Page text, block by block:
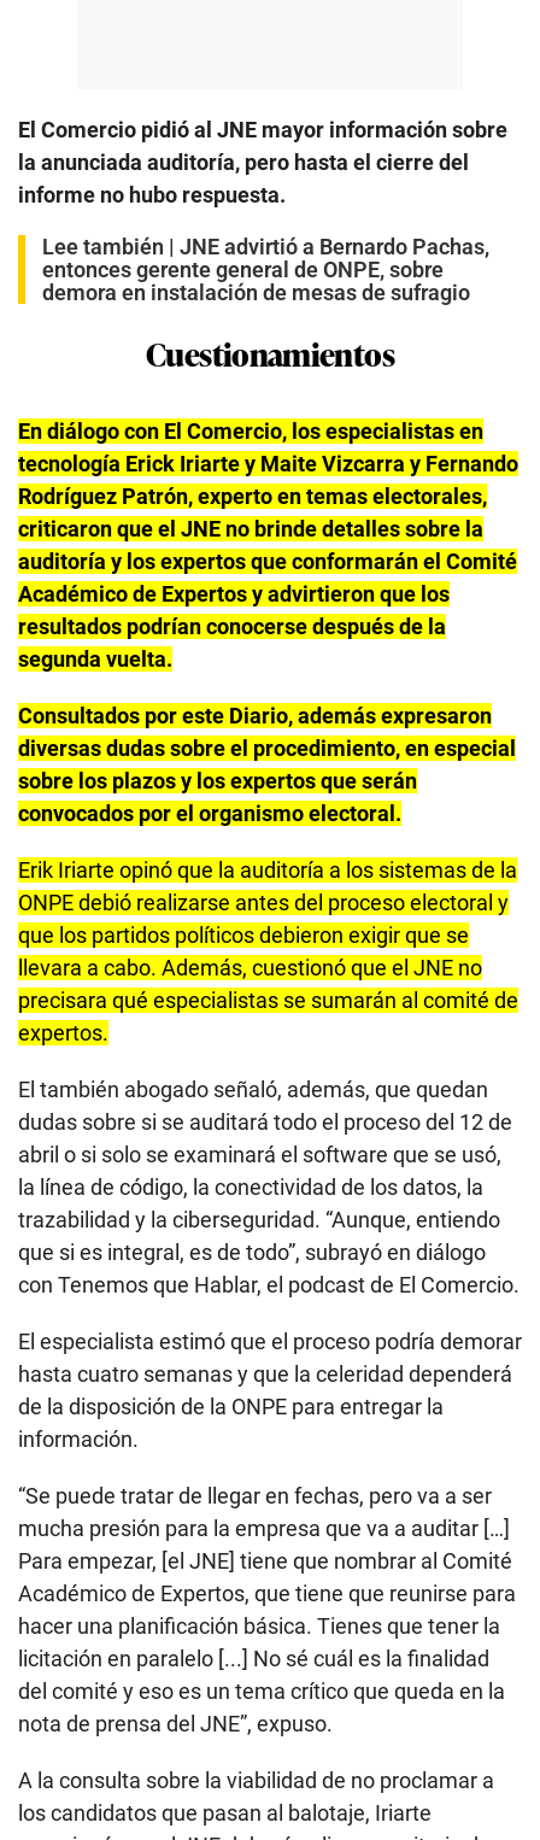
El Comercio pidió al JNE mayor información sobre
la anunciada auditoría, pero hasta el cierre del
informe no hubo respuesta.
Lee también | JNE advirtió a Bernardo Pachas,
entonces gerente general de ONPE, sobre
demora en instalación de mesas de sufragio
Cuestionamientos
En diálogo con El Comercio, los especialistas en
tecnología Erick Iriarte y Maite Vizcarra y Fernando
Rodríguez Patrón, experto en temas electorales,
criticaron que el JNE no brinde detalles sobre la
auditoría y los expertos que conformarán el Comité
Académico de Expertos y advirtieron que los
resultados podrían conocerse después de la
segunda vuelta.
Consultados por este Diario, además expresaron
diversas dudas sobre el procedimiento, en especial
sobre los plazos y los expertos que serán
convocados por el organismo electoral.
Erik Iriarte opinó que la auditoría a los sistemas de la
ONPE debió realizarse antes del proceso electoral y
que los partidos políticos debieron exigir que se
llevara a cabo. Además, cuestionó que el JNE no
precisara qué especialistas se sumarán al comité de
expertos.
El también abogado señaló, además, que quedan
dudas sobre si se auditará todo el proceso del 12 de
abril o si solo se examinará el software que se usó,
la línea de código, la conectividad de los datos, la
trazabilidad y la ciberseguridad. “Aunque, entiendo
que si es integral, es de todo”, subrayó en diálogo
con Tenemos que Hablar, el podcast de El Comercio.
El especialista estimó que el proceso podría demorar
hasta cuatro semanas y que la celeridad dependerá
de la disposición de la ONPE para entregar la
información.
“Se puede tratar de llegar en fechas, pero va a ser
mucha presión para la empresa que va a auditar […]
Para empezar, [el JNE] tiene que nombrar al Comité
Académico de Expertos, que tiene que reunirse para
hacer una planificación básica. Tienes que tener la
licitación en paralelo [...] No sé cuál es la finalidad
del comité y eso es un tema crítico que queda en la
nota de prensa del JNE”, expuso.
A la consulta sobre la viabilidad de no proclamar a
los candidatos que pasan al balotaje, Iriarte